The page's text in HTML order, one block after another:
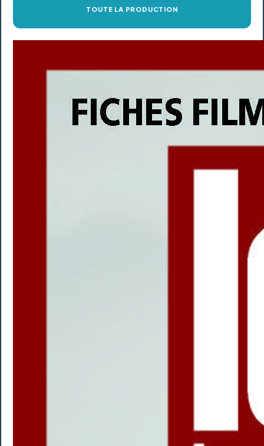
TOUTE LA PRODUCTION